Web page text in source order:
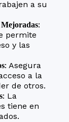
a su
Mejoradas:
permite
y las
: Asegura
a la
de otros.
: La
tiene en